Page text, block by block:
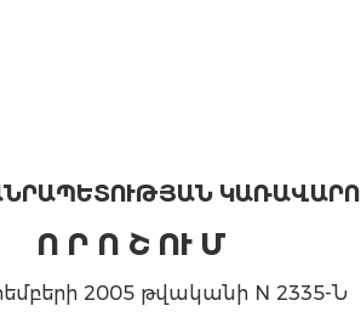
Ո Ր Ո Շ ՈՒ Մ
2005 թվականի N 2335-Ն